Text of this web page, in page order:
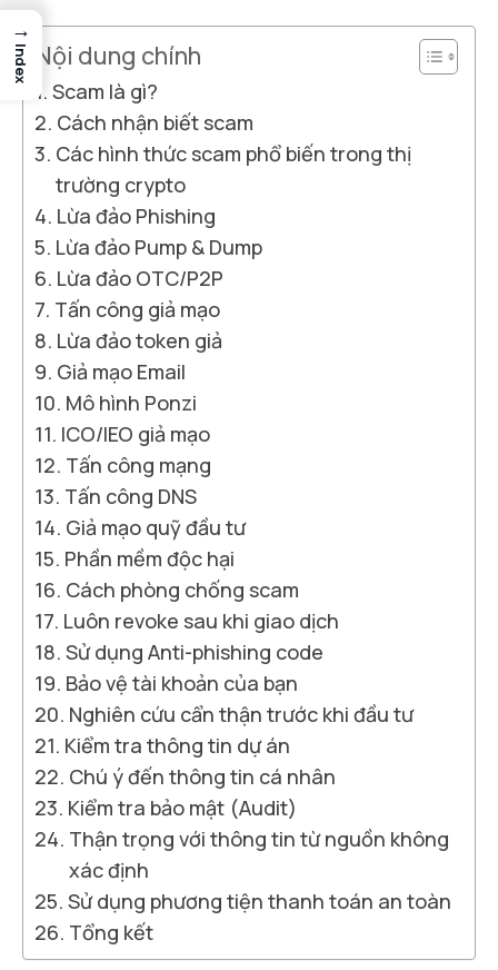
Nội dung chính
Scam là gì?
Cách nhận biết scam
Các hình thức scam phổ biến trong thị
trường crypto
Lừa đảo Phishing
Lừa đảo Pump & Dump
Lừa đảo OTC/P2P
Tấn công giả mạo
Lừa đảo token giả
Giả mạo Email
Mô hình Ponzi
ICO/IEO giả mạo
Tấn công mạng
Tấn công DNS
Giả mạo quỹ đầu tư
Phần mềm độc hại
Cách phòng chống scam
Luôn revoke sau khi giao dịch
Sử dụng Anti-phishing code
Bảo vệ tài khoản của bạn
Nghiên cứu cẩn thận trước khi đầu tư
Kiểm tra thông tin dự án
Chú ý đến thông tin cá nhân
Kiểm tra bảo mật (Audit)
Thận trọng với thông tin từ nguồn không
xác định
Sử dụng phương tiện thanh toán an toàn
Tổng kết
→
Index